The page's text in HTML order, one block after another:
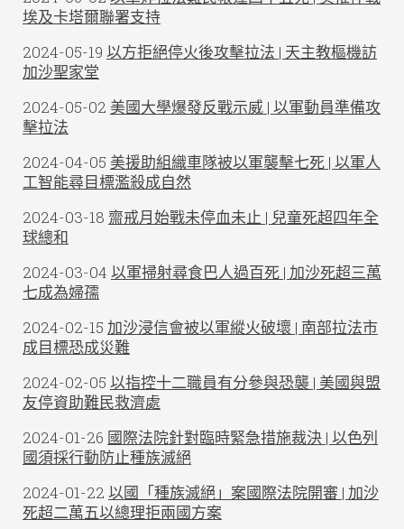
埃及卡塔爾聯署支持
2024-05-19 以方拒絕停火後攻擊拉法 | 天主教樞機訪
加沙聖家堂
2024-05-02 美國大學爆發反戰示威 | 以軍動員準備攻
擊拉法
2024-04-05 美援助組織車隊被以軍襲擊七死 | 以軍人
工智能尋目標濫殺成自然
2024-03-18 齋戒月始戰未停血未止 | 兒童死超四年全
球總和
2024-03-04 以軍掃射尋食巴人過百死 | 加沙死超三萬
七成為婦孺
2024-02-15 加沙浸信會被以軍縱火破壞 | 南部拉法市
成目標恐成災難
2024-02-05 以指控十二職員有分參與恐襲 | 美國與盟
友停資助難民救濟處
2024-01-26 國際法院針對臨時緊急措施裁決 | 以色列
國須採行動防止種族滅絕
2024-01-22 以國「種族滅絕」案國際法院開審 | 加沙
死超二萬五以總理拒兩國方案